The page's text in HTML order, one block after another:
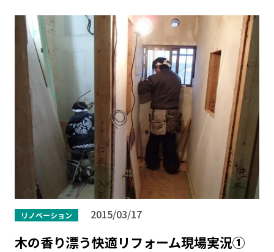
リノベーション 2015/03/17
木の香り漂う快適リフォーム現場実況①